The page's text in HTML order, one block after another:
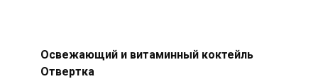
Освежающий и витаминный коктейль
Отвертка